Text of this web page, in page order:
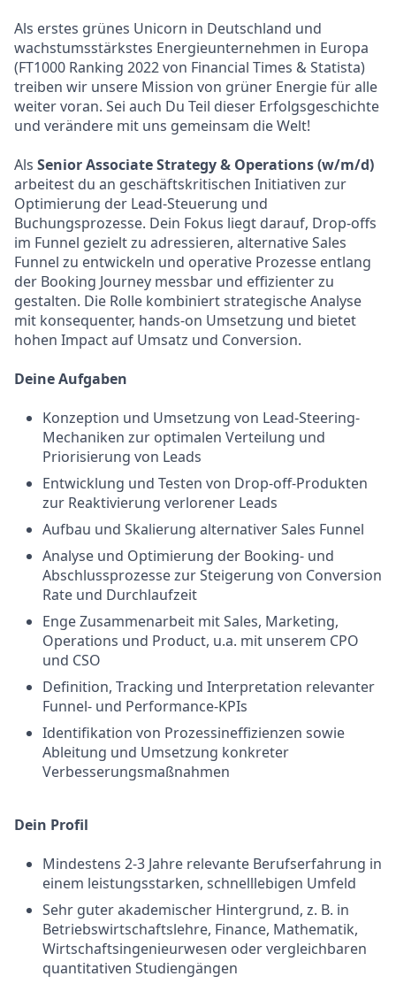
Als erstes grünes Unicorn in Deutschland und
wachstumsstärkstes Energieunternehmen in Europa
(FT1000 Ranking 2022 von Financial Times & Statista)
treiben wir unsere Mission von grüner Energie für alle
weiter voran. Sei auch Du Teil dieser Erfolgsgeschichte
und verändere mit uns gemeinsam die Welt!
Als Senior Associate Strategy & Operations (w/m/d)
arbeitest du an geschäftskritischen Initiativen zur
Optimierung der Lead-Steuerung und
Buchungsprozesse. Dein Fokus liegt darauf, Drop-offs
im Funnel gezielt zu adressieren, alternative Sales
Funnel zu entwickeln und operative Prozesse entlang
der Booking Journey messbar und effizienter zu
gestalten. Die Rolle kombiniert strategische Analyse
mit konsequenter, hands-on Umsetzung und bietet
hohen Impact auf Umsatz und Conversion.
Deine Aufgaben
Konzeption und Umsetzung von Lead-Steering-
Mechaniken zur optimalen Verteilung und
Priorisierung von Leads
Entwicklung und Testen von Drop-off-Produkten
zur Reaktivierung verlorener Leads
Aufbau und Skalierung alternativer Sales Funnel
Analyse und Optimierung der Booking- und
Abschlussprozesse zur Steigerung von Conversion
Rate und Durchlaufzeit
Enge Zusammenarbeit mit Sales, Marketing,
Operations und Product, u.a. mit unserem CPO
und CSO
Definition, Tracking und Interpretation relevanter
Funnel- und Performance-KPIs
Identifikation von Prozessineffizienzen sowie
Ableitung und Umsetzung konkreter
Verbesserungsmaßnahmen
Dein Profil
Mindestens 2-3 Jahre relevante Berufserfahrung in
einem leistungsstarken, schnelllebigen Umfeld
Sehr guter akademischer Hintergrund, z. B. in
Betriebswirtschaftslehre, Finance, Mathematik,
Wirtschaftsingenieurwesen oder vergleichbaren
quantitativen Studiengängen